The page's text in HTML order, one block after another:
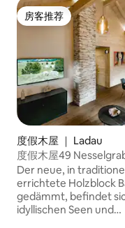
房客推荐
房客推荐
度假木屋 ｜ Ladau
度假木屋49
Der neue, in
errichtete Holzblock
gedämmt, befindet
idyllischen Seen und